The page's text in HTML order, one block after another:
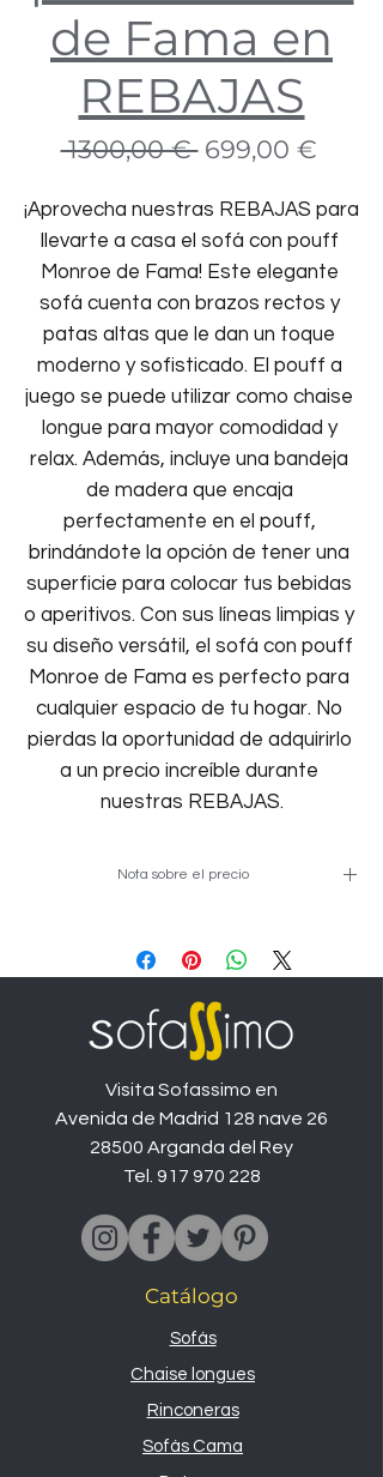
de Fama en
REBAJAS
1300,00 € Precio
699,00 €Precio
oferta
¡Aprovecha nuestras REBAJAS para
llevarte a casa el sofá con pouff
Monroe de Fama! Este elegante
sofá cuenta con brazos rectos y
patas altas que le dan un toque
moderno y sofisticado. El pouff a
juego se puede utilizar como chaise
longue para mayor comodidad y
relax. Además, incluye una bandeja
de madera que encaja
perfectamente en el pouff,
brindándote la opción de tener una
superficie para colocar tus bebidas
o aperitivos. Con sus líneas limpias y
su diseño versátil, el sofá con pouff
Monroe de Fama es perfecto para
cualquier espacio de tu hogar. No
pierdas la oportunidad de adquirirlo
a un precio increíble durante
nuestras REBAJAS.
Nota sobre el precio
saldo en medida 242x100cm y pouff
de 110x43cm
Visita Sofassimo en
Avenida de Madrid 128 nave 26
28500 Arganda del Rey
Tel. 917 970 228
Catálogo
Sofás
Chaise longues
Rinconeras
Sofás Cama